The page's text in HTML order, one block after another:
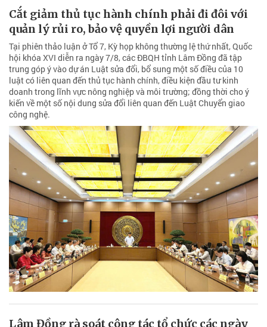
Cắt giảm thủ tục hành chính phải đi đôi với
quản lý rủi ro, bảo vệ quyền lợi người dân
Tại phiên thảo luận ở Tổ 7, Kỳ họp không thường lệ thứ nhất, Quốc
hội khóa XVI diễn ra ngày 7/8, các ĐBQH tỉnh Lâm Đồng đã tập
trung góp ý vào dự án Luật sửa đổi, bổ sung một số điều của 10
luật có liên quan đến thủ tục hành chính, điều kiện đầu tư kinh
doanh trong lĩnh vực nông nghiệp và môi trường; đồng thời cho ý
kiến về một số nội dung sửa đổi liên quan đến Luật Chuyển giao
công nghệ.
Lâm Đồng rà soát công tác tổ chức các ngày